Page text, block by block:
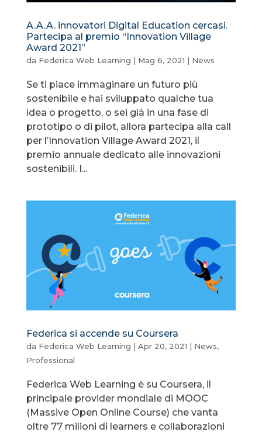
A.A.A. innovatori Digital Education cercasi.
Partecipa al premio “Innovation Village
Award 2021”
da Federica Web Learning | Mag 6, 2021 | News
Se ti piace immaginare un futuro più
sostenibile e hai sviluppato qualche tua
idea o progetto, o sei già in una fase di
prototipo o di pilot, allora partecipa alla call
per l’Innovation Village Award 2021, il
premio annuale dedicato alle innovazioni
sostenibili. I...
Federica si accende su Coursera
da Federica Web Learning | Apr 20, 2021 | News,
Professional
Federica Web Learning è su Coursera, il
principale provider mondiale di MOOC
(Massive Open Online Course) che vanta
oltre 77 milioni di learners e collaborazioni